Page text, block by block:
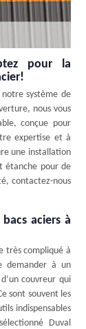
pour la
système de
nous vous
conçue pour
expertise et à
une installation
étanche pour de
contactez-nous
aciers à
très compliqué à
demander à un
couvreur qui
sont souvent les
indispensables
Duval